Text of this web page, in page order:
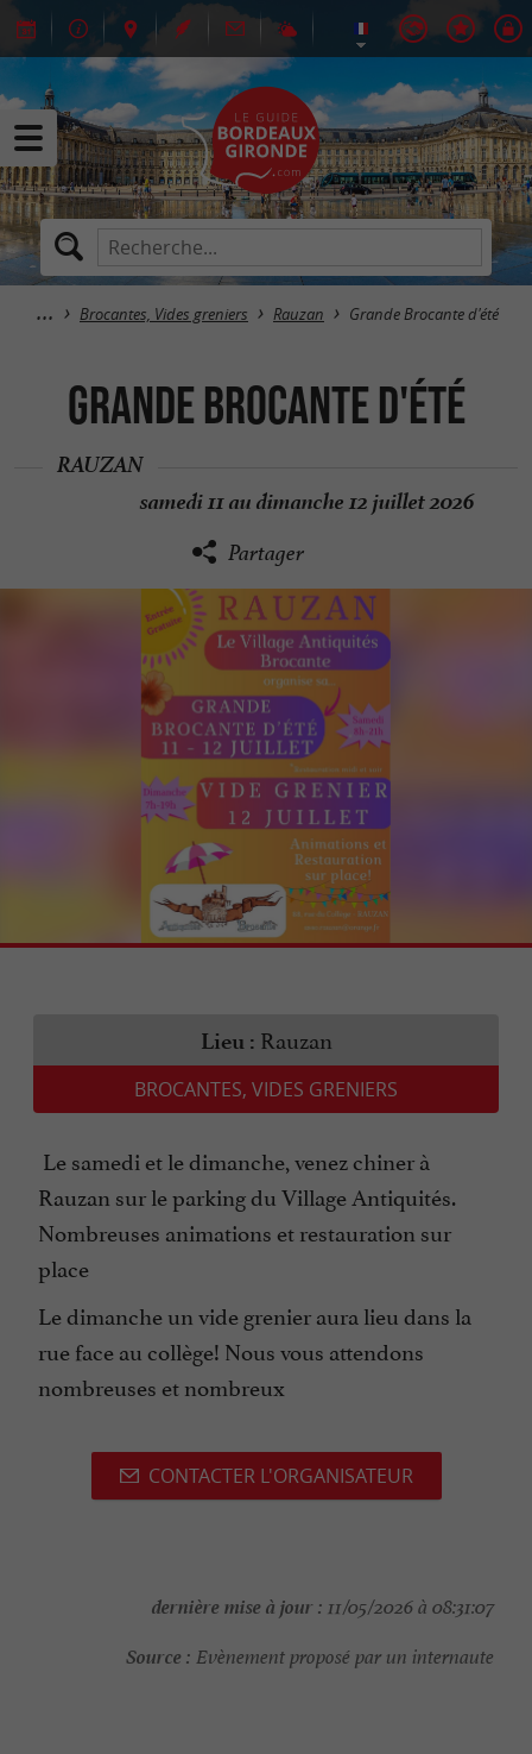
Brocantes, Vides greniers Rauzan Grande Brocante d'été
Grande Brocante d'été
RAUZAN
samedi 11 au dimanche 12 juillet 2026
Partager
Lieu : Rauzan
BROCANTES, VIDES GRENIERS
Le samedi et le dimanche, venez chiner à
Rauzan sur le parking du Village Antiquités.
Nombreuses animations et restauration sur
place
Le dimanche un vide grenier aura lieu dans la
rue face au collège! Nous vous attendons
nombreuses et nombreux
CONTACTER L'ORGANISATEUR
dernière mise à jour : 11/05/2026 à 08:31:07
Source : Evènement proposé par un internaute